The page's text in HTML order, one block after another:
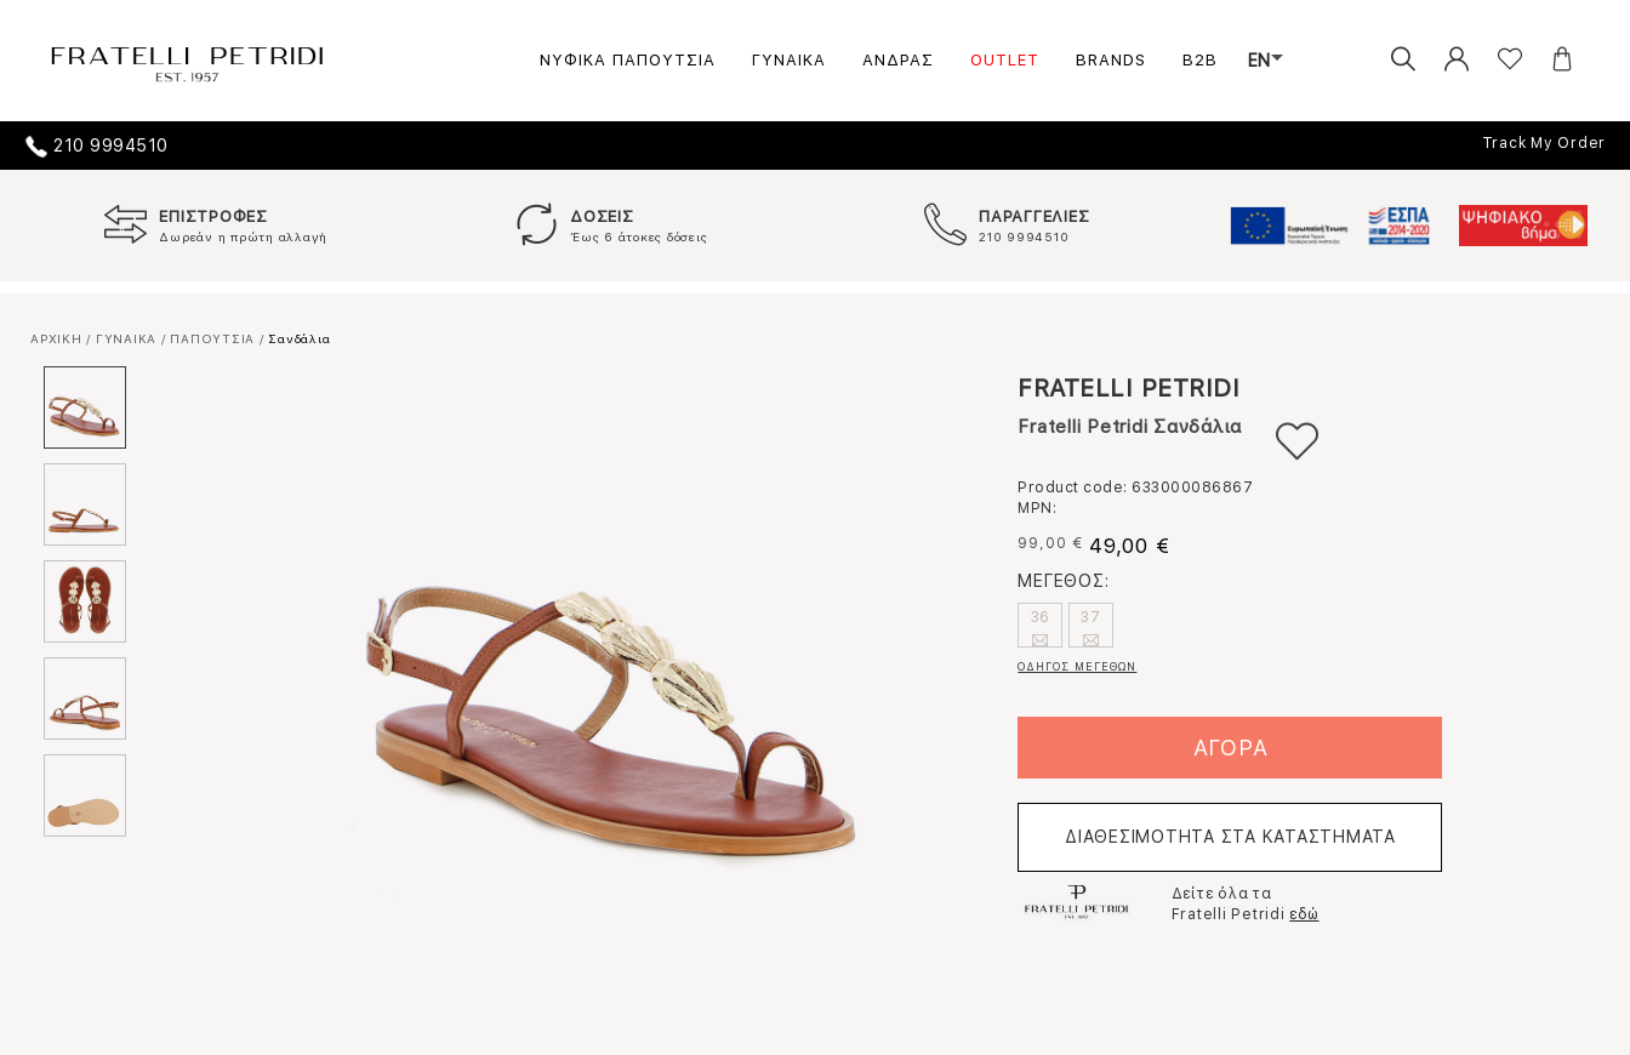
ΝΥΦΙΚΑ ΠΑΠΟΥΤΣΙΑ ΓΥΝΑΙΚΑ ΑΝΔΡΑΣ OUTLET BRANDS B2B EN
210 9994510 Track My Order
ΕΠΙΣΤΡΟΦΕΣ
Δωρεάν η πρώτη αλλαγή
ΔΟΣΕΙΣ
Έως 6 άτοκες δόσεις
ΠΑΡΑΓΓΕΛΙΕΣ
210 9994510
ΑΡΧΙΚΗ / ΓΥΝΑΙΚΑ / ΠΑΠΟΥΤΣΙΑ / Σανδάλια
FRATELLI PETRIDI
Fratelli Petridi Σανδάλια
Product code: 633000086867
MPN:
99,00 € 49,00 €
ΜΕΓΕΘΟΣ:
36 37
ΟΔΗΓΟΣ ΜΕΓΕΘΩΝ
ΑΓΟΡΑ
ΔΙΑΘΕΣΙΜΟΤΗΤΑ ΣΤΑ ΚΑΤΑΣΤΗΜΑΤΑ
Δείτε όλα τα
Fratelli Petridi εδώ